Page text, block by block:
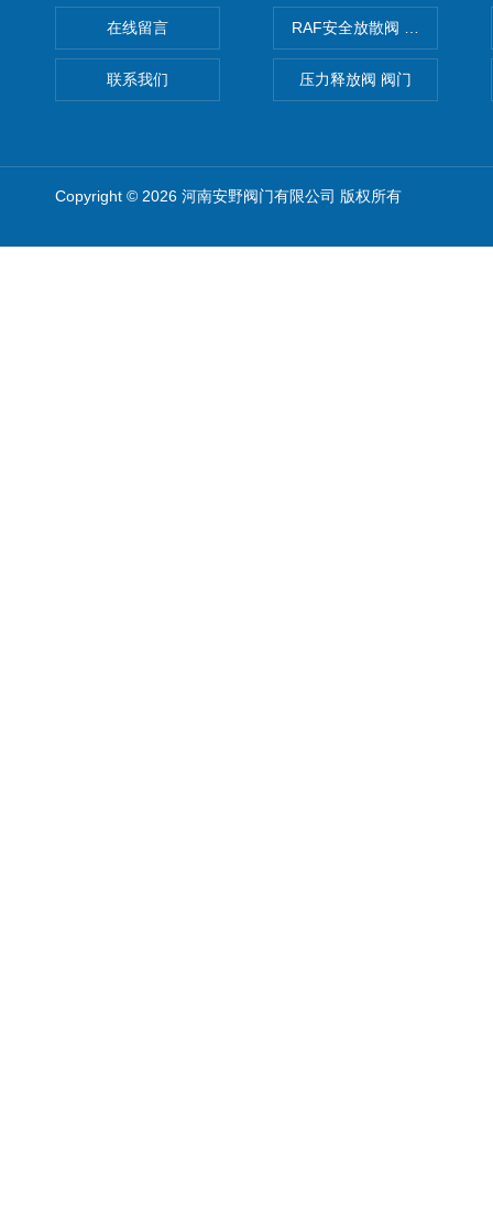
在线留言
联系我们
RAF安全放散阀 阀生产
压力释放阀 阀门
Copyright © 2026 河南安野阀门有限公司 版权所有